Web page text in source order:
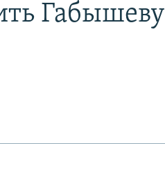
Габышеву